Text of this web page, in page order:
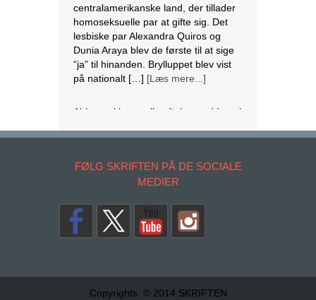
centralamerikanske land, der tillader
homoseksuelle par at gifte sig. Det
lesbiske par Alexandra Quiros og
Dunia Araya blev de første til at sige
“ja” til hinanden. Brylluppet blev vist
på nationalt […] [Læs mere...]
Abbas erklærer alle aftaler med Israel
og forståelser med Israel og USA for
at være afsluttet. Det siger den
palæstinensiske præsident tirsdag
ifølge det palæstinensiske
nyhedsbureau Wafa. – Palæstinas
Befrielsesorganisation (PLO) og
regering, siger Abbas på et
FØLG SKRIFTEN PÅ DE SOCIALE
MEDIER
Copyrights. © 2014 SKRIFTEN